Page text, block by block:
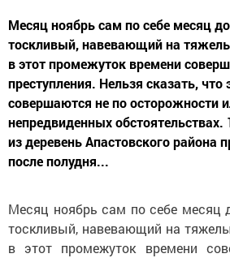
Месяц ноябрь сам по себе месяц
тоскливый, навевающий на
в этот промежуток времени
преступления. Нельзя сказать, что
совершаются не по осторожности
непредвиденных обстоятельствах.
из деревень Апастовского района
после полудня...
Месяц ноябрь сам по себе месяц
тоскливый, навевающий на
в этот промежуток времени